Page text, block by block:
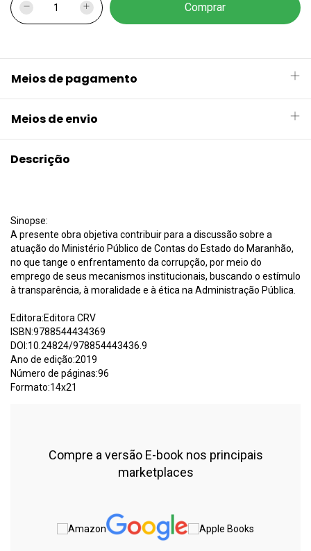
Meios de pagamento
Meios de envio
Descrição
Sinopse:
A presente obra objetiva contribuir para a discussão sobre a
atuação do Ministério Público de Contas do Estado do Maranhão,
no que tange o enfrentamento da corrupção, por meio do
emprego de seus mecanismos institucionais, buscando o estímulo
à transparência, à moralidade e à ética na Administração Pública.
Editora:Editora CRV
ISBN:9788544434369
DOI:10.24824/978854443436.9
Ano de edição:2019
Número de páginas:96
Formato:14x21
Compre a versão E-book nos principais
marketplaces